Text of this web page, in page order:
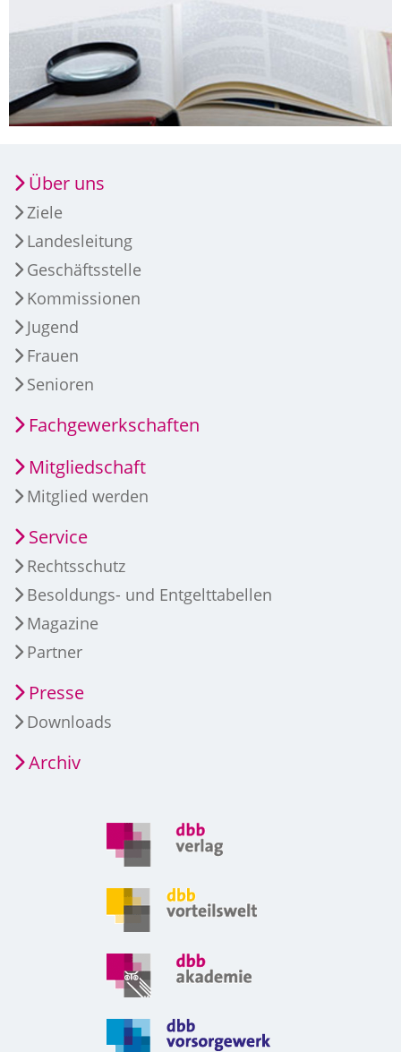
Über uns
Ziele
Landesleitung
Geschäftsstelle
Kommissionen
Jugend
Frauen
Senioren
Fachgewerkschaften
Mitgliedschaft
Mitglied werden
Service
Rechtsschutz
Besoldungs- und Entgelttabellen
Magazine
Partner
Presse
Downloads
Archiv